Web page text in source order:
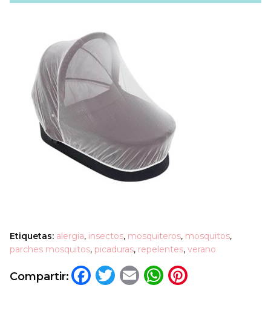
Etiquetas: alergia, insectos, mosquiteros, mosquitos,
parches mosquitos, picaduras, repelentes, verano
Compartir: Facebook
Twitter
EmailWhatsApp